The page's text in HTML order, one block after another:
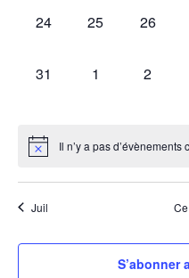
0
24
0
25
0
26
0
31
0
1
0
2
Il n’y a pas d’évènements
Juil
S’abonner